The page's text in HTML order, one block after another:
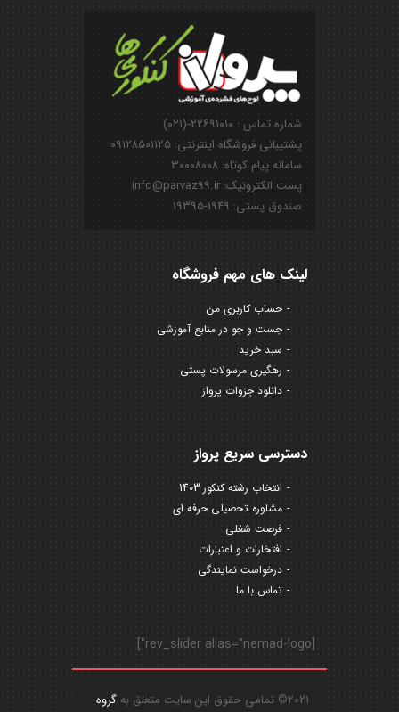
شماره تماس : ۲۲۶۹۱۰۱۰-(۰۲۱)
پشتیبانی فروشگاه اینترنتی: ۰۹۱۲۸۵۰۱۱۲۵
سامانه پیام کوتاه: ۳۰۰۰۸۰۰۸
پست الکترونیک: info@parvaz99.ir
صندوق پستی: ۱۹۴۹-۱۹۳۹۵
لینک های مهم فروشگاه
حساب کاربری من
جست و جو در منابع آموزشی
سبد خرید
رهگیری مرسولات پستی
دانلود جزوات پرواز
دسترسی سریع پرواز
انتخاب رشته کنکور 1403
مشاوره تحصیلی حرفه ای
فرصت شغلی
افتخارات و اعتبارات
درخواست نمایندگی
تماس با ما
[rev_slider alias="nemad-logo"]
2021© تمامی حقوق این سایت متعلق به
گروه